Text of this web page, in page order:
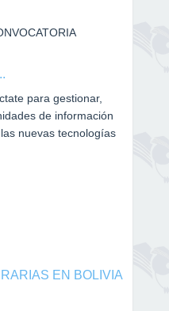
para gestionar,
de información
nuevas tecnologías
EN BOLIVIA